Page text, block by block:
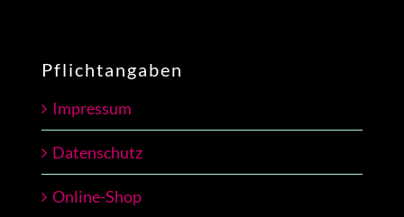
Pflichtangaben
Impressum
Datenschutz
Online-Shop